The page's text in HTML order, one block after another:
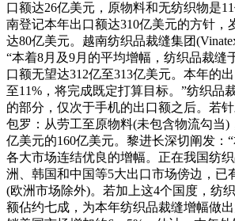
口额达26亿美元，原物料和无纺织物是
南登记本年出口额达310亿美元的方针，
达80亿美元。越南纺织品裁缝集团
“本着8月及9月的平均增幅，纺织品裁缝
口额无望达312亿至313亿美元。本年的
至11%，将完成既定打算目标。”纺织品
的部分，仅次于手机的出口额之后。若
包罗：从劳工至原物料(未包含物流勾当)
亿美元的160亿美元。黎进长深切阐发：
各大市场连结优良的增幅。正在我国纺
洲、韩国和中国等5大出口市场傍边，已
(欧洲市场除外)。若加上这4个国度，纺
额佔约七成，为本年纺织品裁缝增幅做